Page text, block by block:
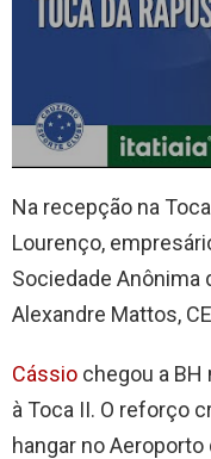
Na recepção na
Lourenço,
Sociedade Anônima
Alexandre Mattos,
Cássio chegou a
à Toca II. O reforço
hangar no Aeroporto